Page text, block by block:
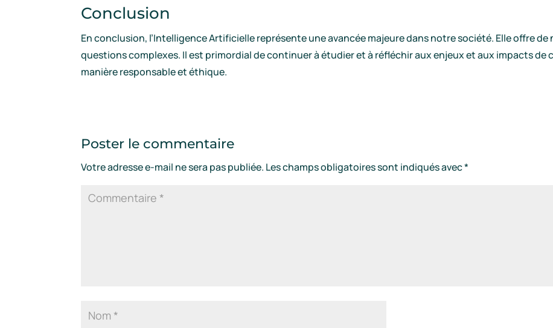
Conclusion
En conclusion, l’Intelligence Artificielle représente une avancée majeure dans notre société. Elle offre
questions complexes. Il est primordial de continuer à étudier et à réfléchir aux enjeux et aux impacts de
manière responsable et éthique.
Poster le commentaire
Votre adresse e-mail ne sera pas publiée. Les champs obligatoires sont indiqués avec*